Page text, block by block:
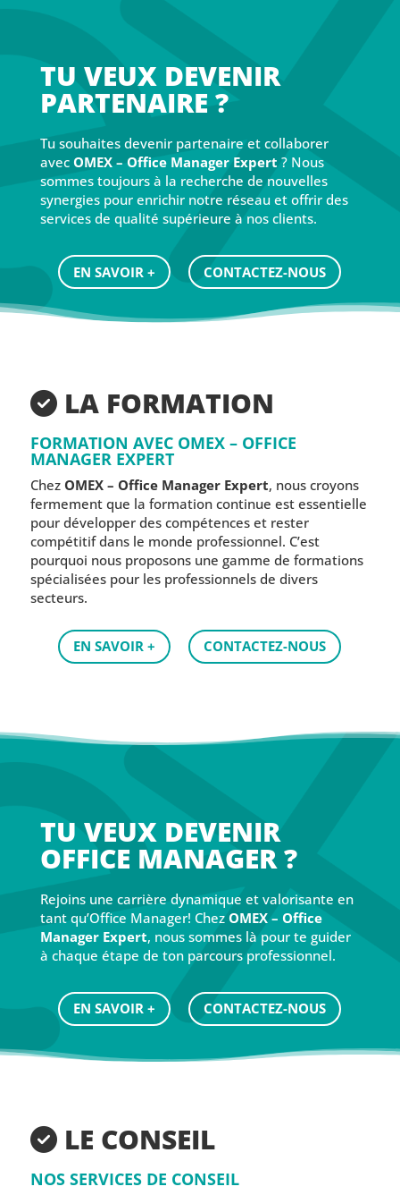
TU VEUX DEVENIR
PARTENAIRE ?
Tu souhaites devenir partenaire et collaborer
avec OMEX – Office Manager Expert ? Nous
sommes toujours à la recherche de nouvelles
synergies pour enrichir notre réseau et offrir des
services de qualité supérieure à nos clients.
EN SAVOIR + CONTACTEZ-NOUS
LA FORMATION
FORMATION AVEC OMEX – OFFICE
MANAGER EXPERT
Chez OMEX – Office Manager Expert, nous croyons
fermement que la formation continue est essentielle
pour développer des compétences et rester
compétitif dans le monde professionnel. C’est
pourquoi nous proposons une gamme de formations
spécialisées pour les professionnels de divers
secteurs.
EN SAVOIR + CONTACTEZ-NOUS
TU VEUX DEVENIR
OFFICE MANAGER ?
Rejoins une carrière dynamique et valorisante en
tant qu’Office Manager! Chez OMEX – Office
Manager Expert, nous sommes là pour te guider
à chaque étape de ton parcours professionnel.
EN SAVOIR + CONTACTEZ-NOUS
LE CONSEIL
NOS SERVICES DE CONSEIL